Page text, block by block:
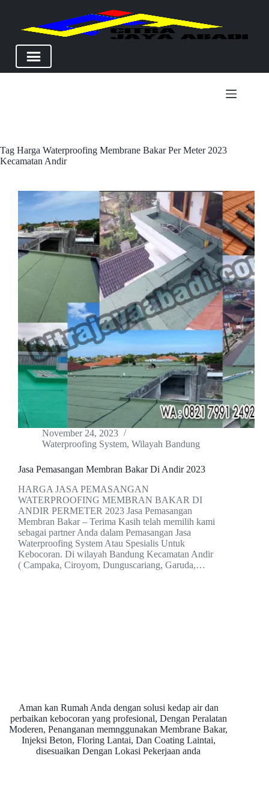
Tag Harga Waterproofing Membrane Bakar Per Meter 2023
Kecamatan Andir
November 24, 2023
Waterproofing System, Wilayah Bandung
Jasa Pemasangan Membran Bakar Di Andir 2023
HARGA JASA PEMASANGAN
WATERPROOFING MEMBRAN BAKAR DI
ANDIR PERMETER 2023 Jasa Pemasangan
Membran Bakar – Terima Kasih telah memilih kami
sebagai partner Anda dalam Pemasangan Jasa
Waterproofing System Atau Spesialis Untuk
Kebocoran. Di wilayah Bandung Kecamatan Andir
( Campaka, Ciroyom, Dunguscariang, Garuda,…
Aman kan Rumah Anda dengan solusi kedap air dan
perbaikan kebocoran yang profesional, Dengan Peralatan
Moderen, Penanganan memnggunakan Membrane Bakar,
Injeksi Beton, Floring Lantai, Dan Coating Laintai,
disesuaikan Dengan Lokasi Pekerjaan anda